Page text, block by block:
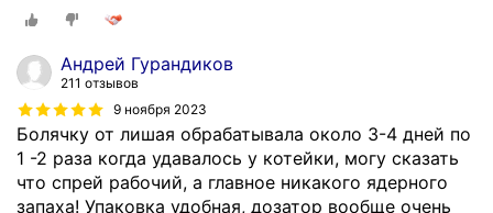
Андрей Гурандиков
211 отзывов
9 ноября 2023
Болячку от лишая обрабатывала около 3-4 дней по
1 -2 раза когда удавалось у котейки, могу сказать
что спрей рабочий, а главное никакого ядерного
запаха! Упаковка удобная, дозатор вообще очень